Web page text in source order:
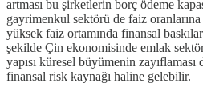
artması bu şirketlerin borç ödeme
gayrimenkul sektörü de faiz
yüksek faiz ortamında finansal
şekilde Çin ekonomisinde emlak
yapısı küresel büyümenin
finansal risk kaynağı haline gelebilir.